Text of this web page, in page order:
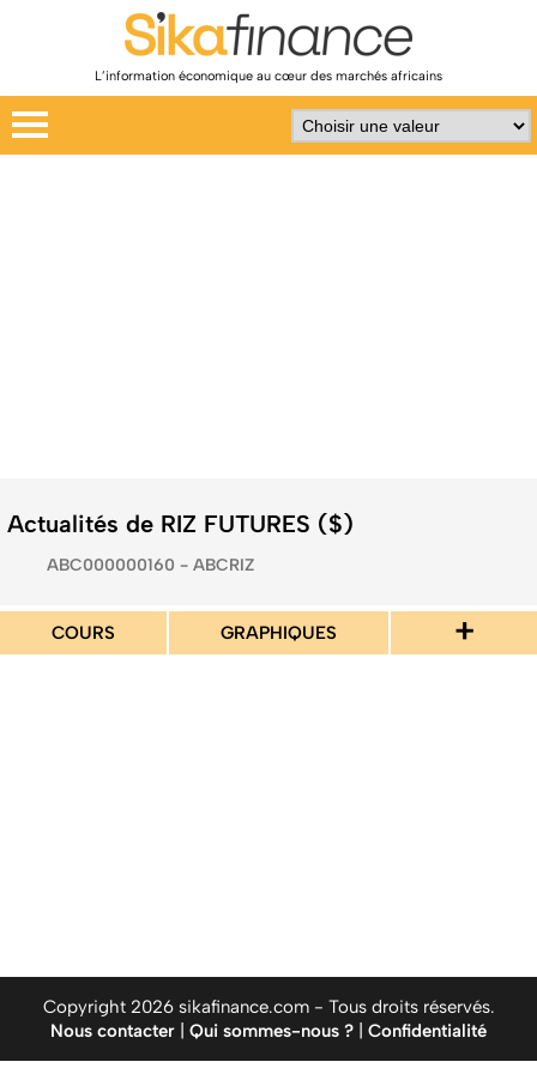
L’information économique au cœur des marchés africains
Actualités de RIZ FUTURES ($)
ABC000000160 - ABCRIZ
COURS GRAPHIQUES +
Copyright 2026 sikafinance.com - Tous droits réservés.
Nous contacter
Qui sommes-nous ? Confidentialité